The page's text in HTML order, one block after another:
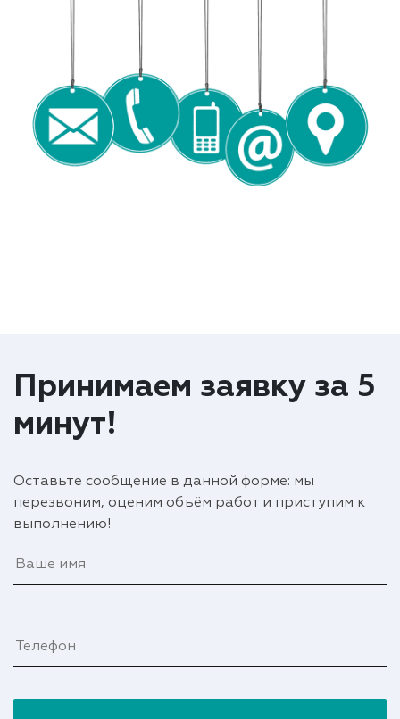
Принимаем заявку за 5
минут!
Оставьте сообщение в данной форме: мы
перезвоним, оценим объём работ и приступим к
выполнению!